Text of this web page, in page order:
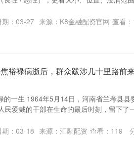
期：03-27 来源：K8金融配资官网 查看：
裕禄病逝后，群众跋涉几十里路前
的一生 1964年5月14日，河南省兰考县县
民爱戴的干部在生命的最后时刻，留下了
期：03-18 来源：汇融配资 查看： 119